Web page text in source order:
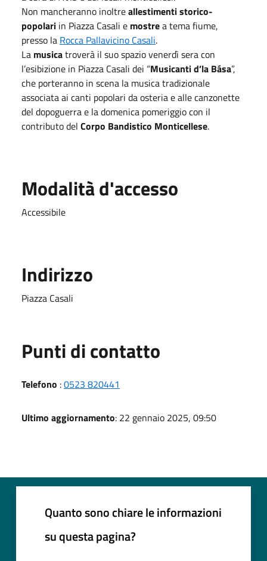
Non mancheranno inoltreallestimenti storico-
popolari in Piazza Casali e mostrea tema fiume,
presso la Rocca Pallavicino Casali.
La musicatroverà il suo spazio venerdì sera con
l’esibizione in Piazza Casali dei “Musicanti d’la Bása”,
che porteranno in scena la musica tradizionale
associata ai canti popolari da osteria e alle canzonette
del dopoguerra e la domenica pomeriggio con il
contributo del Corpo Bandistico Monticellese.
Modalità d'accesso
Accessibile
Indirizzo
Piazza Casali
Punti di contatto
Telefono :0523 820441
Ultimo aggiornamento: 22 gennaio 2025, 09:50
Quanto sono chiare le informazioni
su questa pagina?